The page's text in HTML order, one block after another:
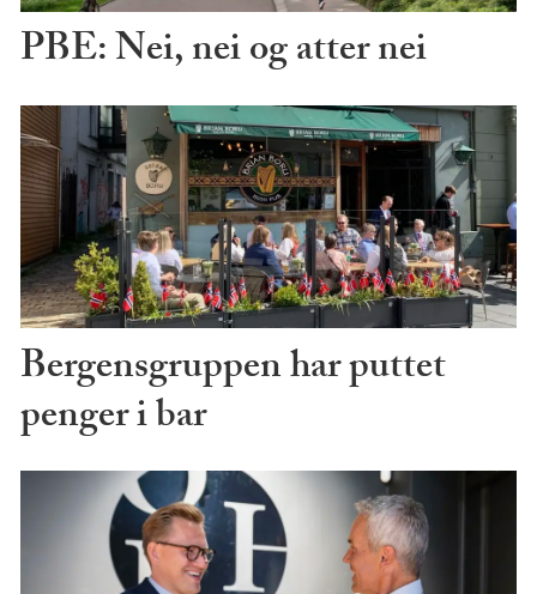
PBE: Nei, nei og atter nei
Bergensgruppen har puttet
penger i bar